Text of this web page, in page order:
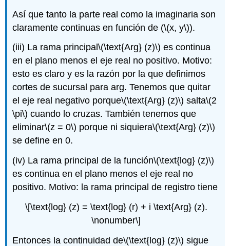
Así que tanto la parte real como la imaginaria son
claramente continuas en función de (\(x, y\)).
(iii) La rama principal\(\text{Arg} (z)\) es continua
en el plano menos el eje real no positivo. Motivo:
esto es claro y es la razón por la que definimos
cortes de sucursal para arg. Tenemos que quitar
el eje real negativo porque\(\text{Arg} (z)\) salta\(2
\pi\) cuando lo cruzas. También tenemos que
eliminar\(z = 0\) porque ni siquiera\(\text{Arg} (z)\)
se define en 0.
(iv) La rama principal de la función\(\text{log} (z)\)
es continua en el plano menos el eje real no
positivo. Motivo: la rama principal de registro tiene
\[\text{log} (z) = \text{log} (r) + i \text{Arg} (z).
\nonumber\]
Entonces la continuidad de\(\text{log} (z)\) sigue